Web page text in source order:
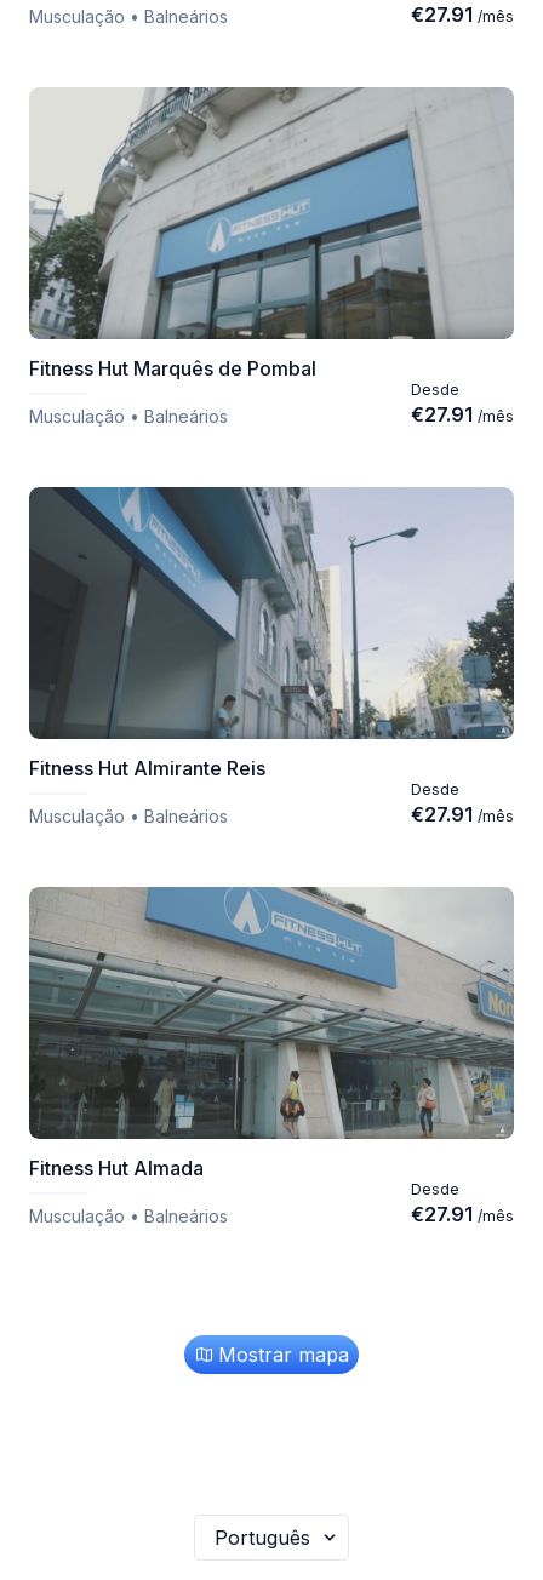
Musculação • Balneários €27.91 /mês
Fitness Hut Marquês de Pombal
Musculação • Balneários
Desde
€27.91 /mês
Fitness Hut Almirante Reis
Musculação • Balneários
Desde
€27.91 /mês
Fitness Hut Almada
Musculação • Balneários
Desde
€27.91 /mês
Mostrar mapa